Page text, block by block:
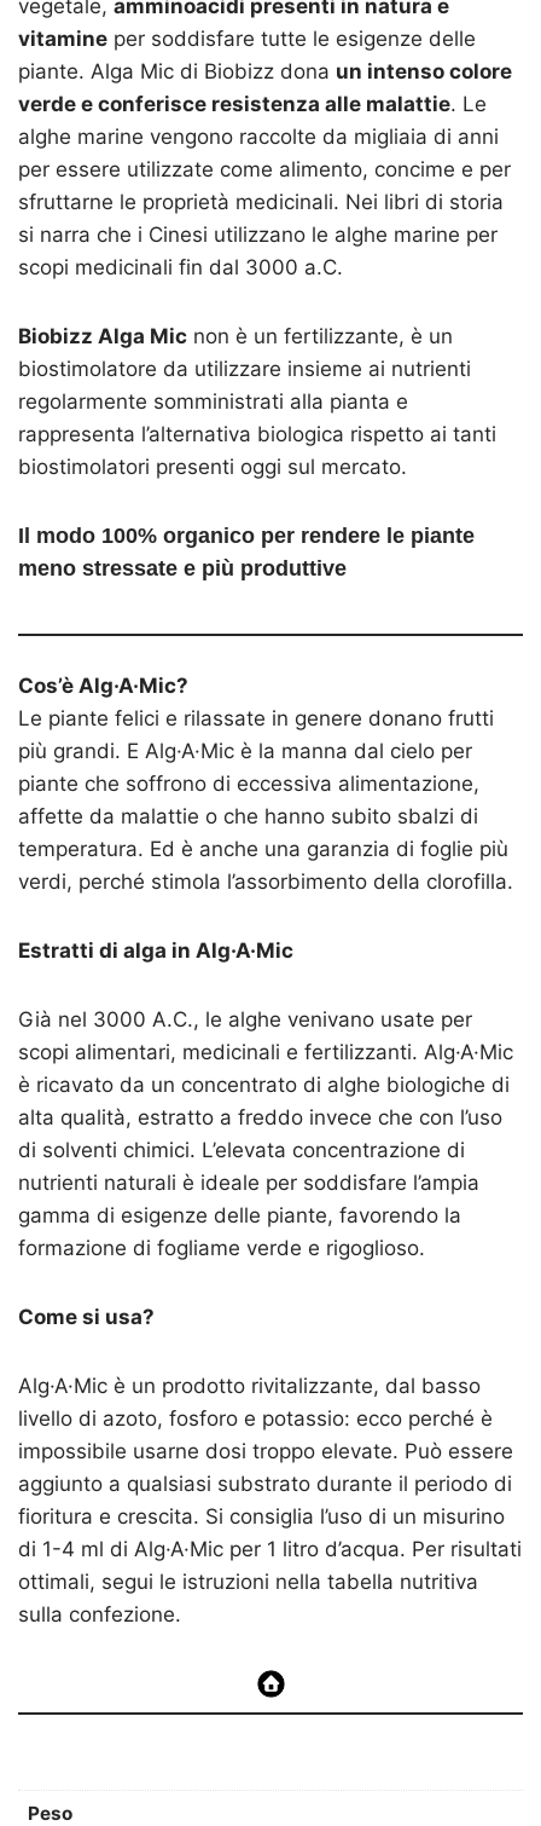
vegetale, amminoacidi presenti in natura e
vitamine per soddisfare tutte le esigenze delle
piante. Alga Mic di Biobizz dona un intenso colore
verde e conferisce resistenza alle malattie. Le
alghe marine vengono raccolte da migliaia di anni
per essere utilizzate come alimento, concime e per
sfruttarne le proprietà medicinali. Nei libri di storia
si narra che i Cinesi utilizzano le alghe marine per
scopi medicinali fin dal 3000 a.C.
Biobizz Alga Mic non è un fertilizzante, è un
biostimolatore da utilizzare insieme ai nutrienti
regolarmente somministrati alla pianta e
rappresenta l’alternativa biologica rispetto ai tanti
biostimolatori presenti oggi sul mercato.
Il modo 100% organico per rendere le piante
meno stressate e più produttive
Cos’è Alg·A·Mic?
Le piante felici e rilassate in genere donano frutti
più grandi. E Alg·A·Mic è la manna dal cielo per
piante che soffrono di eccessiva alimentazione,
affette da malattie o che hanno subito sbalzi di
temperatura. Ed è anche una garanzia di foglie più
verdi, perché stimola l’assorbimento della clorofilla.
Estratti di alga in Alg·A·Mic
Già nel 3000 A.C., le alghe venivano usate per
scopi alimentari, medicinali e fertilizzanti. Alg·A·Mic
è ricavato da un concentrato di alghe biologiche di
alta qualità, estratto a freddo invece che con l’uso
di solventi chimici. L’elevata concentrazione di
nutrienti naturali è ideale per soddisfare l’ampia
gamma di esigenze delle piante, favorendo la
formazione di fogliame verde e rigoglioso.
Come si usa?
Alg·A·Mic è un prodotto rivitalizzante, dal basso
livello di azoto, fosforo e potassio: ecco perché è
impossibile usarne dosi troppo elevate. Può essere
aggiunto a qualsiasi substrato durante il periodo di
fioritura e crescita. Si consiglia l’uso di un misurino
di 1-4 ml di Alg·A·Mic per 1 litro d’acqua. Per risultati
ottimali, segui le istruzioni nella tabella nutritiva
sulla confezione.
Peso